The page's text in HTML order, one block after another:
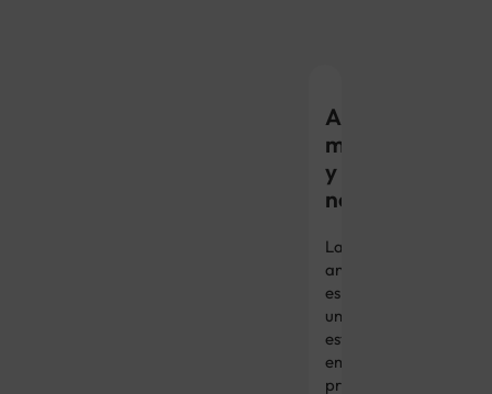
Ansiedad,
miedo
y
nerviosismo
La
ansiedad
es
un
estado
emocional
producto